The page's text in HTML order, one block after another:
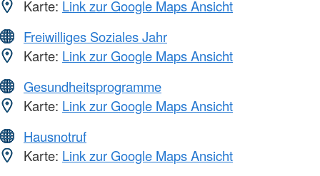
Karte: Link zur Google Maps Ansicht
Freiwilliges Soziales Jahr
Karte: Link zur Google Maps Ansicht
Gesundheitsprogramme
Karte: Link zur Google Maps Ansicht
Hausnotruf
Karte: Link zur Google Maps Ansicht